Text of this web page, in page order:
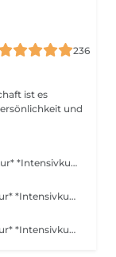
236
und
Ansatzfärbung innerhalb 3 Monate, Intensivkur* *Intensivkur: Versorgt das Haar mit hochkonzentrierten Pflegewirkstoffen, die tief in die Haarstruktur eindringen und Schäden gezielt reparieren
Haarfärbung von Ansatz bis Spitze, Intensivkur* *Intensivkur: Versorgt das Haar mit hochkonzentrierten Pflegewirkstoffen, die tief in die Haarstruktur eindringen und Schäden gezielt reparieren
Haarfärbung von Ansatz bis Spitze, Intensivkur* *Intensivkur: Versorgt das Haar mit hochkonzentrierten Pflegewirkstoffen, die tief in die Haarstruktur eindringen und Schäden gezielt reparieren